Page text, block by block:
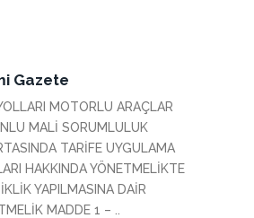
Gazete
MOTORLU ARAÇLAR
MALİ SORUMLULUK
TARİFE UYGULAMA
HAKKINDA YÖNETMELİKTE
YAPILMASINA DAİR
MADDE 1 – ..